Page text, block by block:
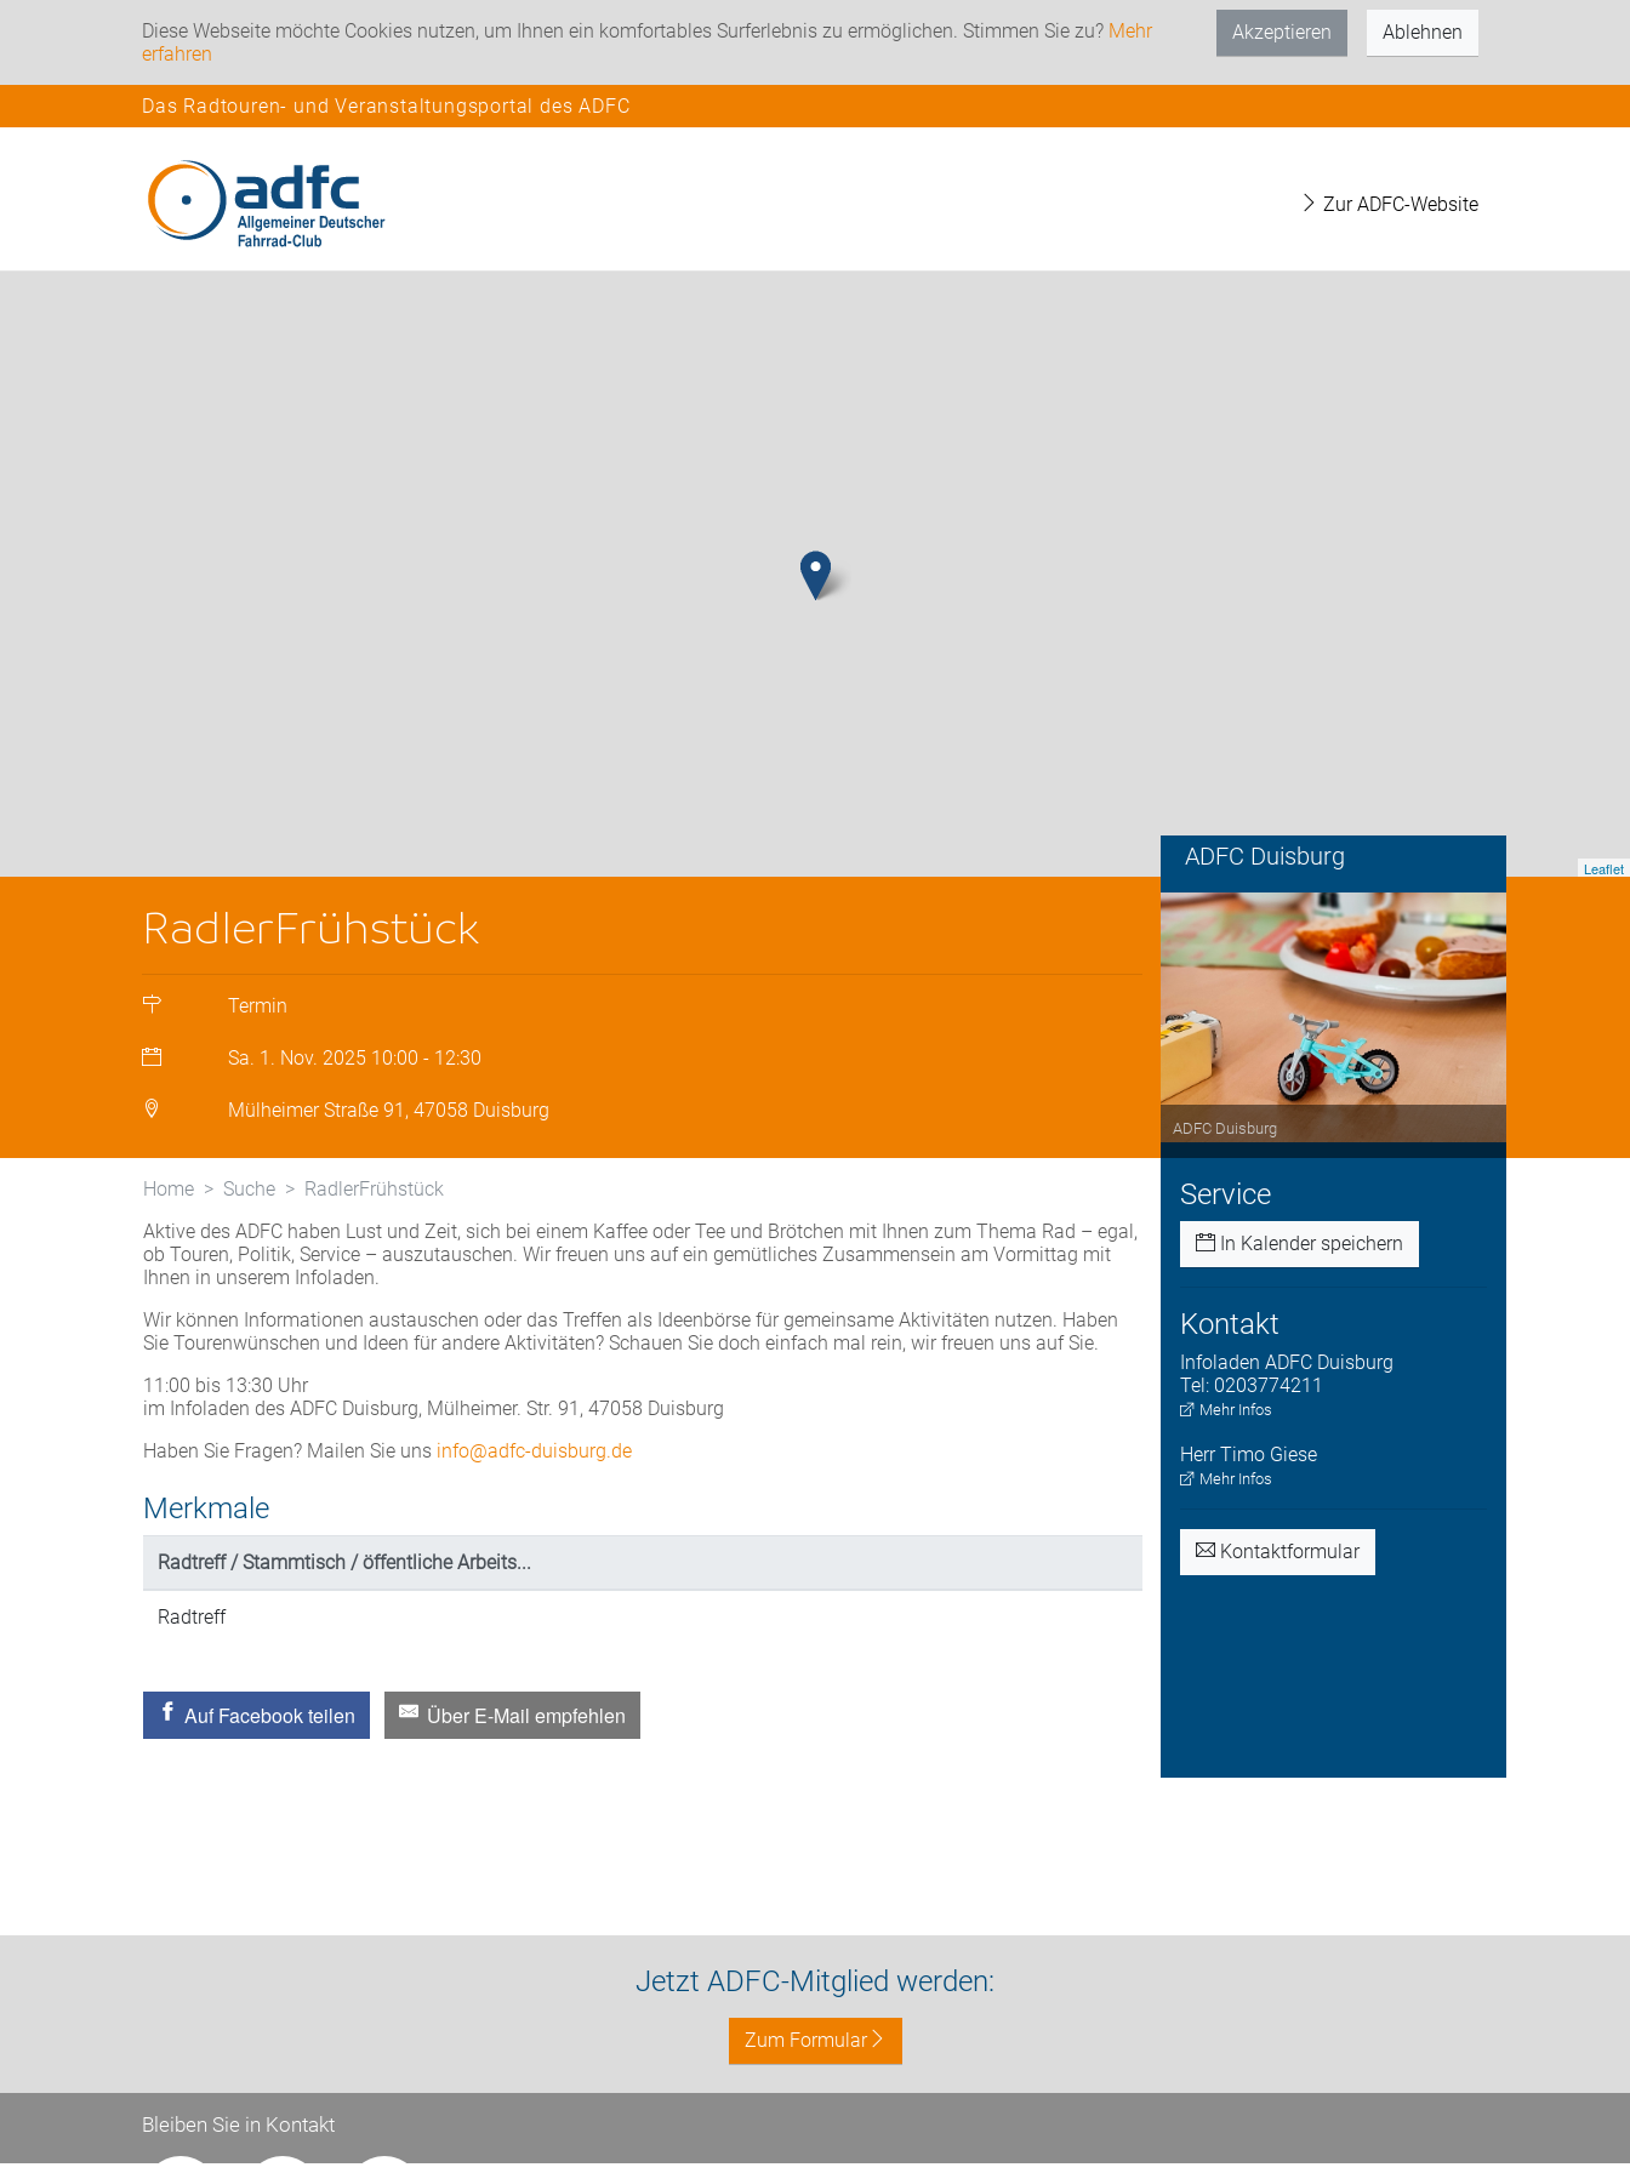
Diese Webseite möchte Cookies nutzen, um Ihnen ein komfortables Surferlebnis zu ermöglichen. Stimmen Sie zu? Mehr
erfahren
Akzeptieren Ablehnen
Das Radtouren- und Veranstaltungsportal des ADFC
Zur ADFC-Website
Leaflet
ADFC Duisburg
RadlerFrühstück
Termin
Sa. 1. Nov. 2025 10:00 - 12:30
Mülheimer Straße 91, 47058 Duisburg
ADFC Duisburg
Service
In Kalender speichern
Kontakt
Infoladen ADFC Duisburg
Tel: 0203774211
Mehr Infos
Herr Timo Giese
Mehr Infos
Kontaktformular
Home Suche
RadlerFrühstück
Aktive des ADFC haben Lust und Zeit, sich bei einem Kaffee oder Tee und Brötchen mit Ihnen zum Thema Rad – egal,
ob Touren, Politik, Service – auszutauschen. Wir freuen uns auf ein gemütliches Zusammensein am Vormittag mit
Ihnen in unserem Infoladen.
Wir können Informationen austauschen oder das Treffen als Ideenbörse für gemeinsame Aktivitäten nutzen. Haben
Sie Tourenwünschen und Ideen für andere Aktivitäten? Schauen Sie doch einfach mal rein, wir freuen uns auf Sie.
11:00 bis 13:30 Uhr
im Infoladen des ADFC Duisburg, Mülheimer. Str. 91, 47058 Duisburg
Haben Sie Fragen? Mailen Sie uns info@adfc-duisburg.de
Merkmale
Radtreff / Stammtisch / öffentliche Arbeits...
Radtreff
Auf Facebook teilen Über E-Mail empfehlen
Jetzt ADFC-Mitglied werden:
Zum Formular
Bleiben Sie in Kontakt